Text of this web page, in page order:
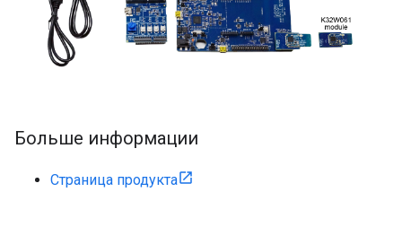
Больше информации
Страница продукта